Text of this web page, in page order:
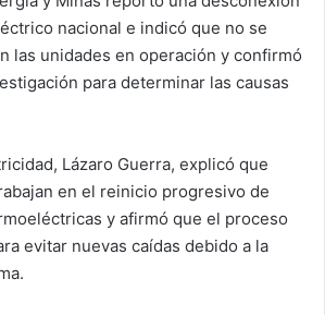
nacional e indicó que no se
las unidades en operación y confirmó
para determinar las causas
Lázaro Guerra, explicó que
en el reinicio progresivo de
y afirmó que el proceso
evitar nuevas caídas debido a la